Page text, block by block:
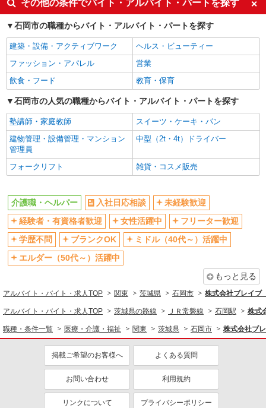
経験者・有資格者歓迎
女性活躍中
フリーター歓迎
学歴不問
ブランクOK
ミドル（40代～）活躍中
エルダー（50代～）活躍中
シニア（60代～）活躍中
昇給あり
週払い
週2～3日勤務OK
上場企業・上場企業のグループ会
社
交通費支給
社会保険あり
同じ職種から求人を探す
医療・介護・福祉
同じ特徴から求人を探す
未経験歓迎
ミドル（40代～）活躍中
週2～3日勤務OK
上場企業・上場企業のグループ会
その他の条件でバイト・アルバイト・パートを探す
石岡市の職種からバイト・アルバイト・パートを探す
建築・設備・アクティブワーク
ヘルス・ビューティー
ファッション・アパレル
営業
飲食・フード
教育・保育
石岡市の人気の職種からバイト・アルバイト・パートを探す
塾講師・家庭教師
スイーツ・ケーキ・パン
建物管理・設備管理・マンション
管理員
中型（2t・4t）ドライバー
フォークリフト 雑貨・コスメ販売
介護職・ヘルパー 入社日応相談
未経験歓迎
経験者・有資格者歓迎
女性活躍中
フリーター歓迎
学歴不問
ブランクOK
ミドル（40代～）活躍中
エルダー（50代～）活躍中
もっと見る
アルバイト・バイト・求人TOP 関東 茨城県 石岡市 株式会社ブレイブ
アルバイト・バイト・求人TOP 茨城県の路線 ＪＲ常磐線 石岡駅 株式
職種・条件一覧 医療・介護・福祉 関東 茨城県 石岡市 株式会社ブ
掲載ご希望のお客様へ よくある質問
お問い合わせ 利用規約
リンクについて プライバシーポリシー